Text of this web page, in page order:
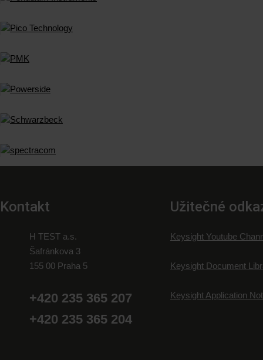
Kontakt
H TEST a.s.
Šafránkova 3
155 00 Praha 5
+420 235 365 207
+420 235 365 204
Užitečné
Keysight Youtube
Keysight Document
Keysight Application